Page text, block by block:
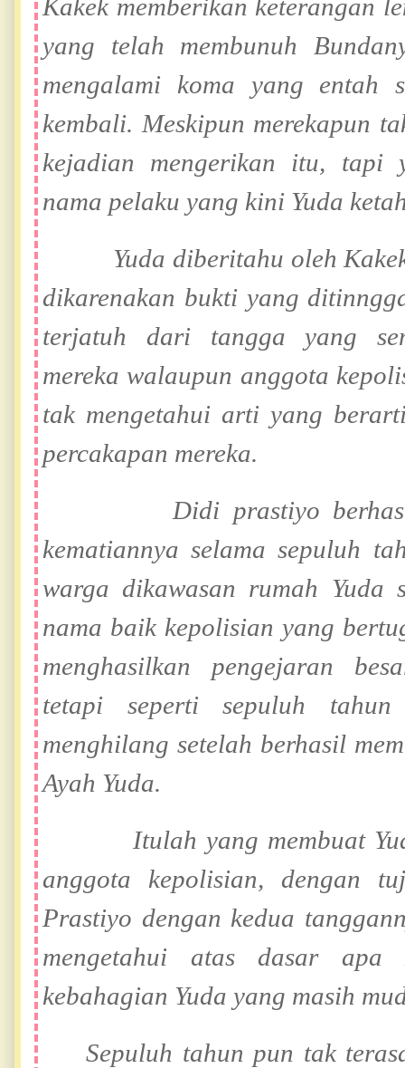
Kakek memberikan keterangan
yang telah membunuh
mengalami koma yang entah
kembali. Meskipun merekapun
kejadian mengerikan itu, tapi
nama pelaku yang kini Yuda
Yuda diberitahu oleh Kakek
dikarenakan bukti yang
terjatuh dari tangga yang
mereka walaupun anggota
tak mengetahui arti yang
percakapan mereka.
Didi prastiyo berhasil
kematiannya selama sepuluh
warga dikawasan rumah Yuda
nama baik kepolisian yang
menghasilkan pengejaran
tetapi seperti sepuluh
menghilang setelah berhasil
Ayah Yuda.
Itulah yang membuat
anggota kepolisian, dengan
Prastiyo dengan kedua
mengetahui atas dasar
kebahagian Yuda yang masih
Sepuluh tahun pun tak